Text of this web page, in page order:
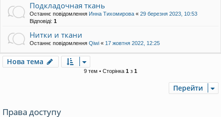
Подкладочная ткань
Останнє повідомлення Инна Тихомирова « 29 березня 2023, 10:53
Відповіді: 1
Нитки и ткани
Останнє повідомлення Qiwi « 17 жовтня 2022, 12:25
Нова тема
9 тем • Сторінка 1 з 1
Перейти
Права доступу